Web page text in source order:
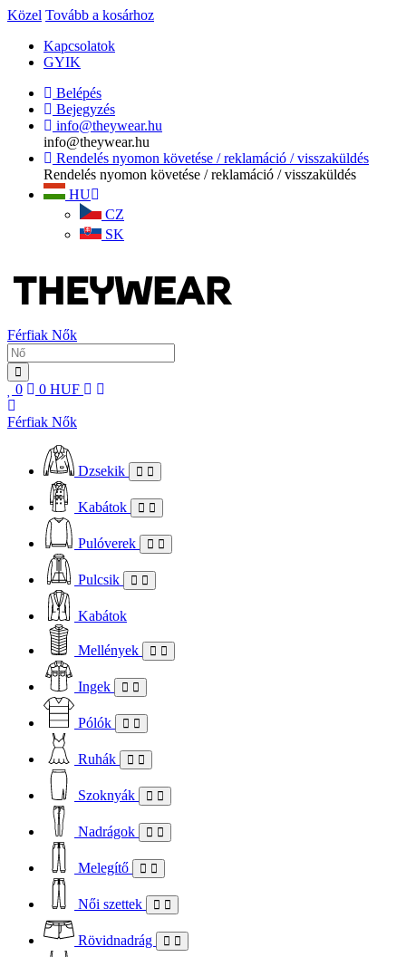
Közel Tovább a kosárhoz
Kapcsolatok
GYIK
Belépés
Bejegyzés
info@theywear.hu
info@theywear.hu
Rendelés nyomon követése / reklamáció / visszaküldés
Rendelés nyomon követése / reklamáció / visszaküldés
HU
CZ
SK
Férfiak Nők
0 0 HUF
Férfiak Nők
Dzsekik
Kabátok
Pulóverek
Pulcsik
Kabátok
Mellények
Ingek
Pólók
Ruhák
Szoknyák
Nadrágok
Melegítő
Női szettek
Rövidnadrág